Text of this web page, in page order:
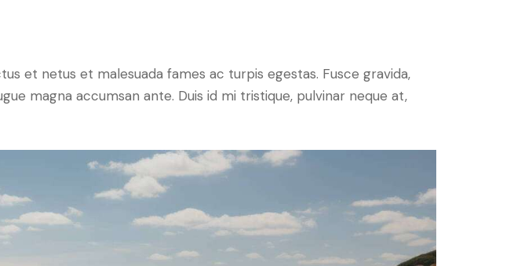
et netus et malesuada fames ac turpis egestas. Fusce gravida,
magna accumsan ante. Duis id mi tristique, pulvinar neque at,